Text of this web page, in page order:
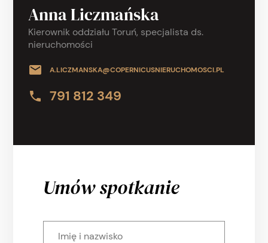
Anna Liczmańska
Kierownik oddziału Toruń, specjalista ds.
nieruchomości
A.LICZMANSKA@COPERNICUSNIERUCHOMOSCI.PL
791 812 349
Umów spotkanie